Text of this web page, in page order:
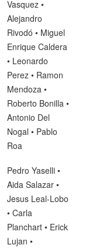
Vasquez •
Alejandro
Rivodó • Miguel
Enrique Caldera
• Leonardo
Perez • Ramon
Mendoza •
Roberto Bonilla •
Antonio Del
Nogal • Pablo
Roa
Pedro Yaselli •
Aida Salazar •
Jesus Leal-Lobo
• Carla
Planchart • Erick
Lujan •